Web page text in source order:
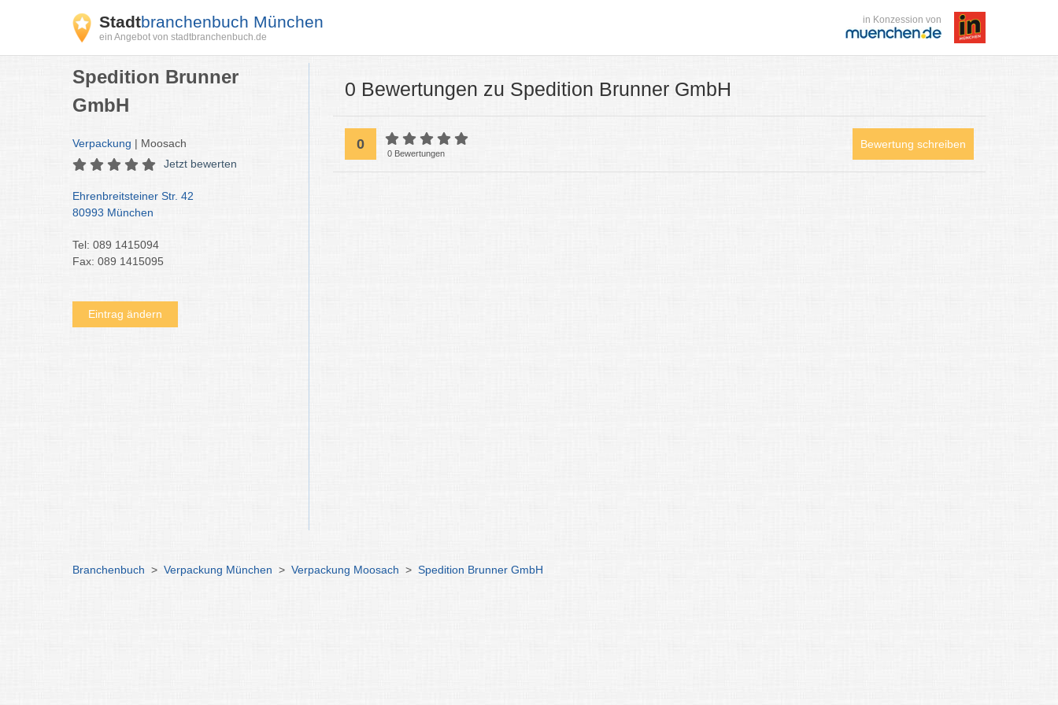
Stadtbranchenbuch München
ein Angebot von stadtbranchenbuch.de
in Konzession von
Spedition Brunner
GmbH
Verpackung | Moosach
Jetzt bewerten
Ehrenbreitsteiner Str. 42
80993 München
Tel: 089 1415094
Fax: 089 1415095
Eintrag ändern
0 Bewertungen zu Spedition Brunner GmbH
0
0 Bewertungen
Bewertung schreiben
Branchenbuch > Verpackung München > Verpackung Moosach > Spedition Brunner GmbH